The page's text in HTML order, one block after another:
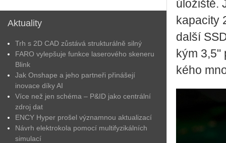
Aktuality
Trh s 2D CAD zůstává strukturálně silný
FARO vylepšuje funkce laserového skeneru
Blink
Jak Onshape a jeho partneři přinášejí
inovace díky AI
Více než jen schéma – P&ID jako centrální
zdroj dat
ENCY Hyper prošel významnou aktualizací
Návrh elektrokola pomocí multifyzikálních
simulací
úlo­žiš­tě.
ka­pa­ci­ty
další
kým
ké­ho